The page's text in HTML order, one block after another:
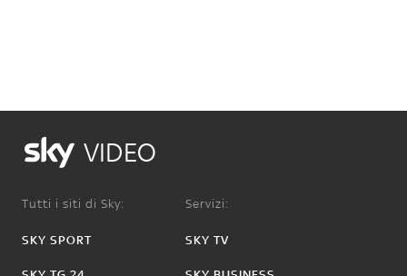
VIDEO
Tutti i siti di Sky:
SKY SPORT
Servizi:
SKY TV